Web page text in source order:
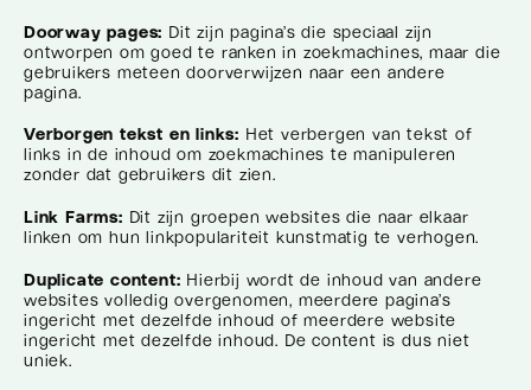
Doorway pages: Dit zijn pagina’s die speciaal zijn
ontworpen om goed te ranken in zoekmachines, maar die
gebruikers meteen doorverwijzen naar een andere
pagina.
Verborgen tekst en links: Het verbergen van tekst of
links in de inhoud om zoekmachines te manipuleren
zonder dat gebruikers dit zien.
Link Farms: Dit zijn groepen websites die naar elkaar
linken om hun linkpopulariteit kunstmatig te verhogen.
Duplicate content: Hierbij wordt de inhoud van andere
websites volledig overgenomen, meerdere pagina’s
ingericht met dezelfde inhoud of meerdere website
ingericht met dezelfde inhoud. De content is dus niet
uniek.